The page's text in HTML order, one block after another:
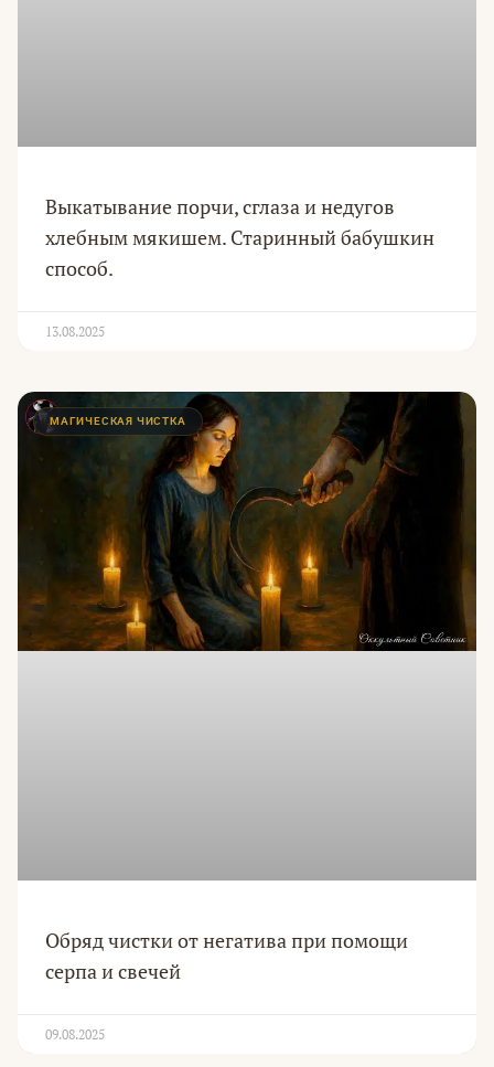
Выкатывание порчи, сглаза и недугов
хлебным мякишем. Старинный бабушкин
способ.
13.08.2025
МАГИЧЕСКАЯ ЧИСТКА
Обряд чистки от негатива при помощи
серпа и свечей
09.08.2025